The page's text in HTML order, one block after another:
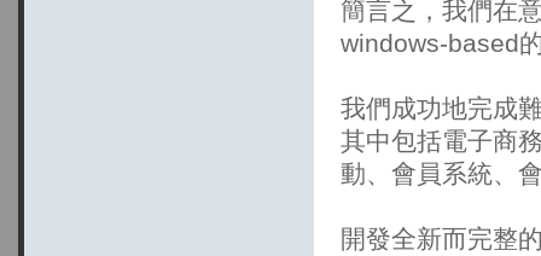
簡言之，我們在
windows-based
我們成功地完成
其中包括電子商
動、會員系統、
開發全新而完整